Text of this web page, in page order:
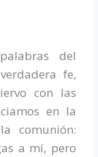
del
fe,
con las
en la
comunión:
a mí, pero